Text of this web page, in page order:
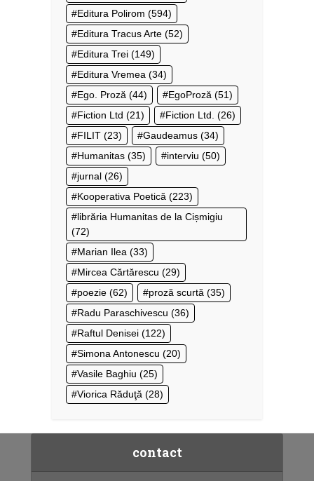
Editura Polirom (594)
Editura Tracus Arte (52)
Editura Trei (149)
Editura Vremea (34)
Ego. Proză (44) EgoProză (51)
Fiction Ltd (21) Fiction Ltd. (26)
FILIT (23) Gaudeamus (34)
Humanitas (35) interviu (50)
jurnal (26)
Kooperativa Poetică (223)
librăria Humanitas de la Cișmigiu
(72)
Marian Ilea (33)
Mircea Cărtărescu (29)
poezie (62) proză scurtă (35)
Radu Paraschivescu (36)
Raftul Denisei (122)
Simona Antonescu (20)
Vasile Baghiu (25)
Viorica Răduţă (28)
contact